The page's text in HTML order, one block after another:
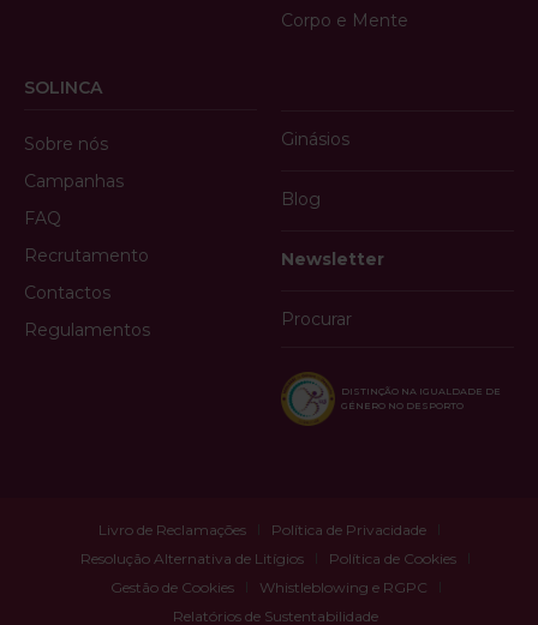
Corpo e Mente
SOLINCA
Sobre nós
Campanhas
FAQ
Recrutamento
Contactos
Regulamentos
Ginásios
Blog
Newsletter
Procurar
DISTINÇÃO NA IGUALDADE DE
GÉNERO NO DESPORTO
Livro de Reclamações
Política de Privacidade
Resolução Alternativa de Litígios
Política de Cookies
Gestão de Cookies
Whistleblowing e RGPC
Relatórios de Sustentabilidade